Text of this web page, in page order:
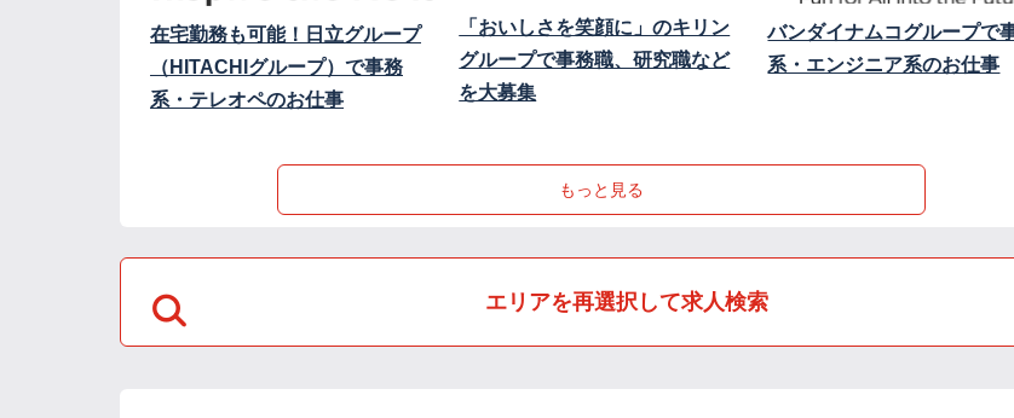
在宅勤務も可能！日立グループ
（HITACHIグループ）で事務
系・テレオペのお仕事
「おいしさを笑顔に」のキリン
グループで事務職、研究職など
を大募集
バンダイナムコグループで
系・エンジニア系のお仕事
もっと見る
エリアを再選択して求人検索